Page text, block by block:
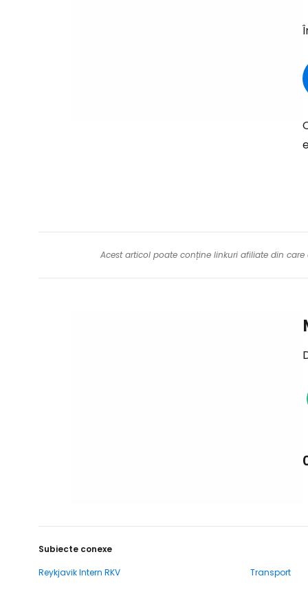
Acest articol poate conține linkuri afiliate din
Subiecte conexe
Reykjavik Intern RKV
Transport